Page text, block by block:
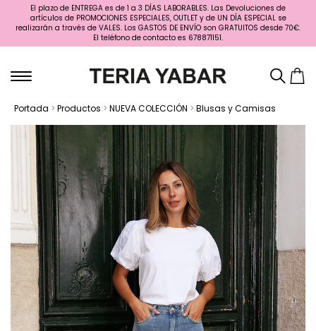
El plazo de ENTREGA es de 1 a 3 DÍAS LABORABLES. Las Devoluciones de
artículos de PROMOCIONES ESPECIALES, OUTLET y de UN DÍA ESPECIAL se
realizarán a través de VALES. Los GASTOS DE ENVÍO son GRATUITOS desde 70€.
El teléfono de contacto es 678871151.
Portada > Productos > NUEVA COLECCIÓN > Blusas y Camisas